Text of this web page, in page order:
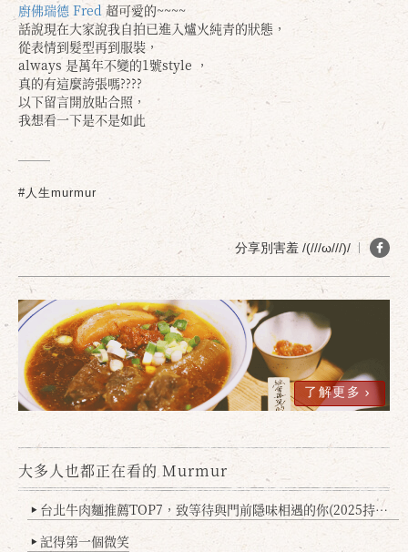
廚佛瑞德 Fred 超可愛的~~~~
話說現在大家說我自拍已進入爐火純青的狀態，
從表情到髮型再到服裝，
always 是萬年不變的1號style ，
真的有這麼誇張嗎????
以下留言開放貼合照，
我想看一下是不是如此
#人生murmur
分享別害羞 /(///ω///)/
了解更多
大多人也都正在看的 Murmur
▶ 台北牛肉麵推薦TOP7，致等待與門前隱味相遇的你(2025持續更新
▶ 記得第一個微笑
確定 取消